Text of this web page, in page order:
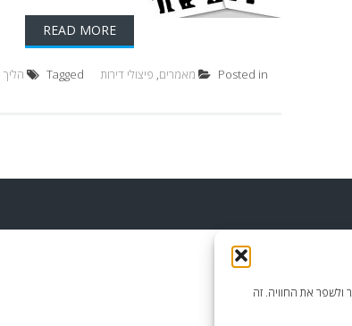
ולשפר את החוויה. זה
READ MORE
Posted in מאמרים, פיצולי דירות Tagged הליך